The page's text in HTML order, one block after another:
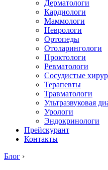
Дерматологи
Кардиологи
Маммологи
Неврологи
Ортопеды
Отоларингологи
Проктологи
Ревматологи
Сосудистые
Терапевты
Травматологи
Ультразвуковая
Урологи
Эндокринологи
Прейскурант
Контакты
Блог ›